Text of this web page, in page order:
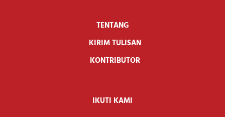
TENTANG
KIRIM TULISAN
KONTRIBUTOR
IKUTI KAMI